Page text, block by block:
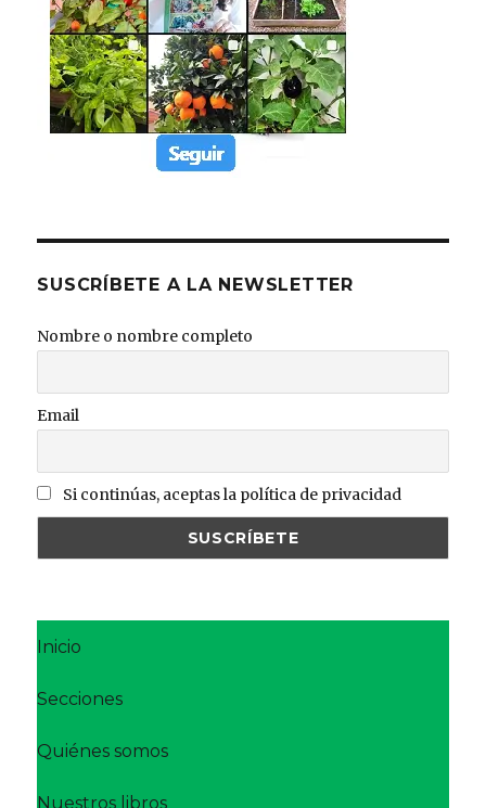
SUSCRÍBETE A LA NEWSLETTER
Nombre o nombre completo
Email
Si continúas, aceptas la política de privacidad
Inicio
Secciones
Quiénes somos
Nuestros libros